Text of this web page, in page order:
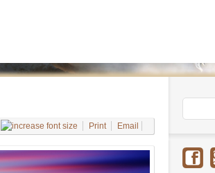
Print Email